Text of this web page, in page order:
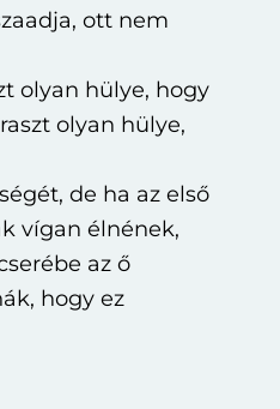
ott nem
olyan hülye, hogy
olyan hülye,
de ha az első
vígan élnének,
az ő
hogy ez